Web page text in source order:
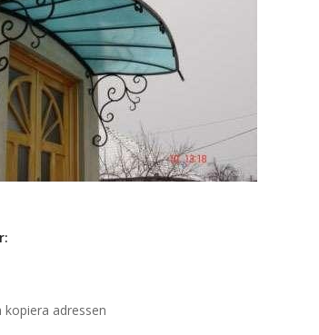
kopiera adressen